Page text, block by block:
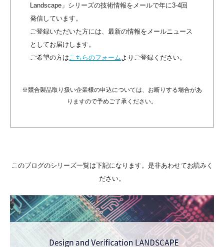
Landscape」シリーズの技術情報をメールで年に3-4回
発信しています。
ご登録いただいた方には、最新の情報をメールニュース
としてお届けします。
ご希望の方は こちらのフォーム よりご登録ください。
※競合製品取り扱い企業様の申込については、お断りする場合があ
りますので予めご了承ください。
このブログのシリーズ一覧は下記になります。是非あわせてお読みく
ださい。